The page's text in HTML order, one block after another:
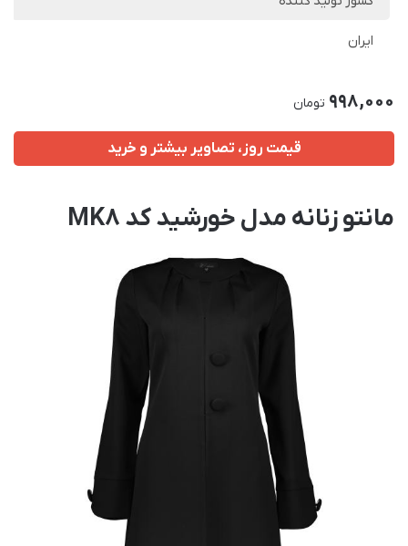
ایران
998,000 تومان
قیمت روز، تصاویر بیشتر و خرید
مانتو زنانه مدل خورشید کد MK8